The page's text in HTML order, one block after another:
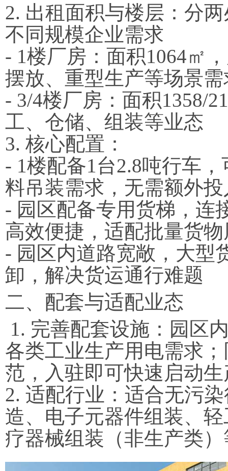
2. 出租面积与楼层：分
不同规模企业需求
- 1楼厂房：面积1064㎡
摆放、重型生产等场景需
- 3/4楼厂房：面积1358/
工、仓储、组装等业态
3. 核心配置：
- 1楼配备1台2.8吨行车
料吊装需求，无需额外
- 园区配备专用货梯，连
高效便捷，适配批量货
- 园区内道路宽敞，大型
卸，解决货运通行难题
二、配套与适配业态
1. 完善配套设施：园区
各类工业生产用电需求
范，入驻即可快速启动生
2. 适配行业：适合无污
造、电子元器件组装、
疗器械组装（非生产类